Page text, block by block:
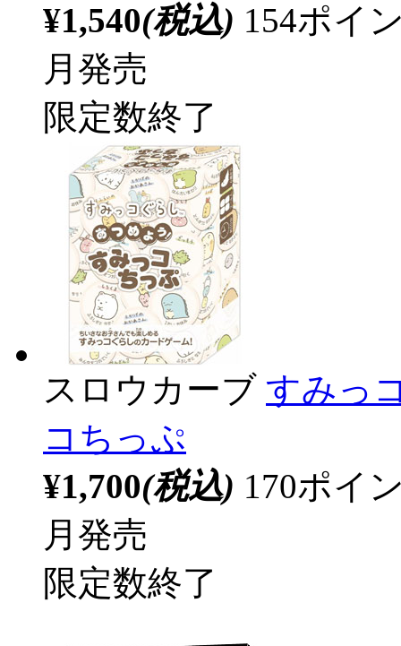
¥1,540(税込) 154ポイ
月発売
限定数終了
スロウカーブ すみっ
コちっぷ
¥1,700(税込) 170ポイ
月発売
限定数終了